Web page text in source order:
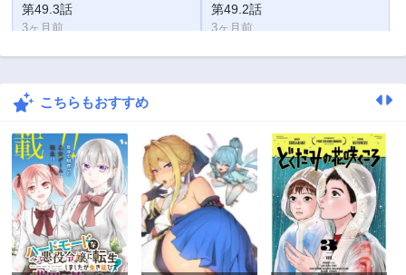
第49.3話
3ヶ月前
第49.2話
3ヶ月前
第49.1話 第48.3話
第48.2話
第47.3話
3ヶ月前
第47.2話
3ヶ月前
第47.1話
3ヶ月前
第46.3話
3ヶ月前
第46.2話
3ヶ月前
第46.1話
3ヶ月前
こちらもおすすめ